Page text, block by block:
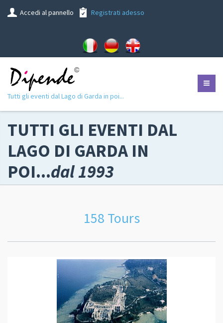
Accedi al pannello Registrati adesso
Tutti gli eventi dal Lago di Garda in poi...
TUTTI GLI EVENTI DAL
LAGO DI GARDA IN
POI...dal 1993
158 Tours